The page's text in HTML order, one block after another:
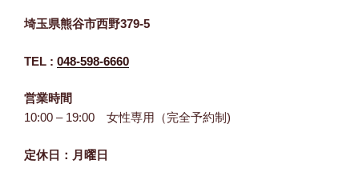
埼玉県熊谷市西野379-5
TEL : 048-598-6660
営業時間
10:00 – 19:00 女性専用（完全予約制)
定休日：月曜日